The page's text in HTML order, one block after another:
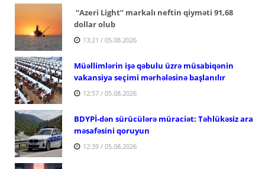
“Azeri Light” markalı neftin qiyməti 91,68
dollar olub
13:21 / 05.08.2026
Müəllimlərin işə qəbulu üzrə müsabiqənin
vakansiya seçimi mərhələsinə başlanılır
12:57 / 05.08.2026
BDYPİ-dən sürücülərə müraciət: Təhlükəsiz ara
məsafəsini qoruyun
12:39 / 05.08.2026